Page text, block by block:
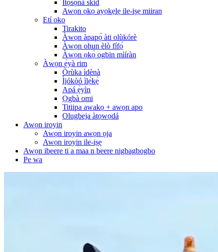
Ìtọ́sọ́nà skid
Awọn ọkọ ayọkẹlẹ ile-iṣẹ miiran
Etí oko
Tirakito
Àwọn àpapọ̀ àti olùkórè
Àwọn ohun èlò fífọ́
Àwọn ọkọ̀ ogbin mìíràn
Àwọn ẹ̀yà rim
Òrùka ìdènà
Ìjókòó ìlẹ̀kẹ̀
Apá ẹ̀yìn
Ọgbà omi
Titiipa awakọ + awọn apo
Olugbeja àtọwọdá
Awọn iroyin
Awọn iroyin awọn ọja
Awọn iroyin ile-iṣẹ
Awọn ibeere ti a maa n beere nigbagbogbo
Pe wa